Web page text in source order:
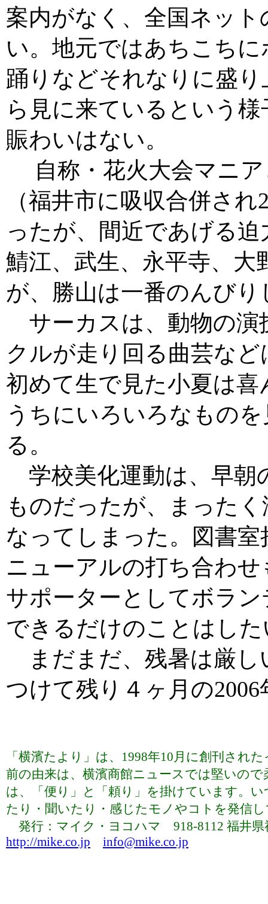
案内がなく、全国ネッ
い。地元ではあちこち
踊りなどそれなりに盛
ら見に来ているという
賑わいはない。
自称・花火大会マニア
（福井市に吸収合併さ
ったが、間近であげる
鯖江、武生、永平寺、
が、勝山は一番のんびり
サーカスは、動物の演
クルが走り回る曲芸な
初めて生で見た小夏は
うちにいろいろなもの
る。
学校美化運動は、早朝
ものだったが、まった
なってしまった。図書
ニューアルの打ち合わ
サポーターとしてボラ
できるだけのことはし
まだまだ、残暑は厳し
つけて残り４ヶ月の
「横濱たより」は、1998年10月に創刊され
前の由来は、横濱商館ニュースでは堅いの
は、「便り」と「頼り」を掛けています。
たり・聞いたり・感じたモノやコトを発信
発行：マイク・ヨコハマ 918-8112 福井
http://mike.co.jp
info@mike.co.jp